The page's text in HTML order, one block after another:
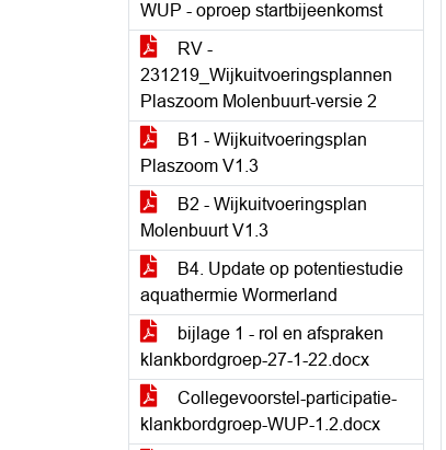
WUP - oproep startbijeenkomst
RV -
231219_Wijkuitvoeringsplannen
Plaszoom Molenbuurt-versie 2
B1 - Wijkuitvoeringsplan
Plaszoom V1.3
B2 - Wijkuitvoeringsplan
Molenbuurt V1.3
B4. Update op potentiestudie
aquathermie Wormerland
bijlage 1 - rol en afspraken
klankbordgroep-27-1-22.docx
Collegevoorstel-participatie-
klankbordgroep-WUP-1.2.docx